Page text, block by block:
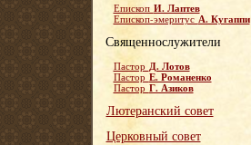
Епископ И. Лаптев
Епископ-эмеритус А. Кугаппи
Священнослужители
Пастор Д. Лотов
Пастор Е. Романенко
Пастор Г. Азиков
Лютеранский совет
Церковный совет